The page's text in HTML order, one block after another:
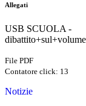
Allegati
USB SCUOLA -
File PDF
Contatore click: 13
Notizie